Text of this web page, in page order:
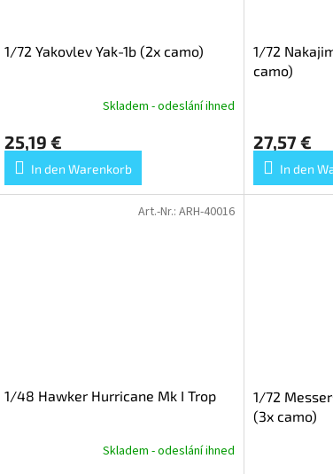
1/72 Yakovlev Yak-1b (2x camo)
Skladem - odeslání ihned
25,19 €
In den Warenkorb
1/72
camo)
27,57 €
In den
1/48 Hawker Hurricane Mk I Trop
Skladem - odeslání ihned
Art.-Nr.: ARH-40016
1/72
(3x camo)